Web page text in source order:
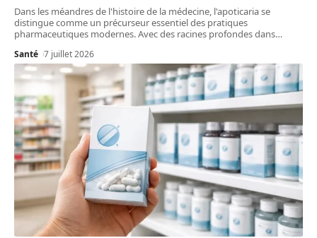
Dans les méandres de l'histoire de la médecine, l'apoticaria se
distingue comme un précurseur essentiel des pratiques
pharmaceutiques modernes. Avec des racines profondes dans…
Santé 7 juillet 2026